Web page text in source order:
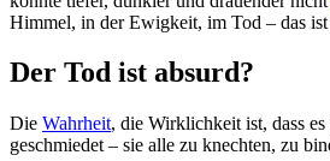
Himmel, in der Ewigkeit, im Tod – das
Der Tod ist absurd?
Die Wahrheit, die Wirklichkeit ist, dass
geschmiedet – sie alle zu knechten, zu